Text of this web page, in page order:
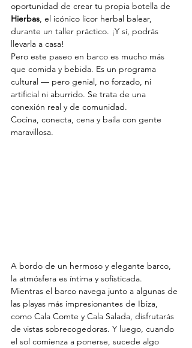
oportunidad de crear tu propia botella de
Hierbas, el icónico licor herbal balear,
durante un taller práctico. ¡Y sí, podrás
llevarla a casa!
Pero este paseo en barco es mucho más
que comida y bebida. Es un programa
cultural — pero genial, no forzado, ni
artificial ni aburrido. Se trata de una
conexión real y de comunidad.
Cocina, conecta, cena y baila con gente
maravillosa.
A bordo de un hermoso y elegante barco,
la atmósfera es íntima y sofisticada.
Mientras el barco navega junto a algunas de
las playas más impresionantes de Ibiza,
como Cala Comte y Cala Salada, disfrutarás
de vistas sobrecogedoras. Y luego, cuando
el sol comienza a ponerse, sucede algo